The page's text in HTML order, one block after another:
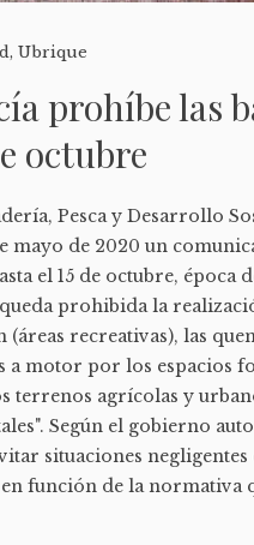
,Ubrique
prohíbe las
octubre
Pesca y Desarrollo
mayo de 2020 un
el 15 de octubre, época
prohibida la
recreativas), las
motor por los espacios
terrenos agrícolas y
Según el gobierno
situaciones
función de la normativa